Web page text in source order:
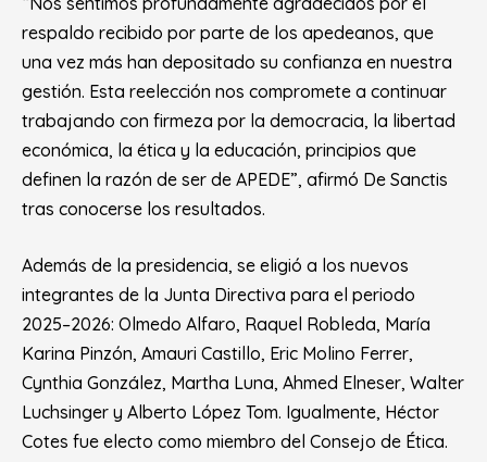
respaldo recibido por parte de los apedeanos, que
una vez más han depositado su confianza en nuestra
gestión. Esta reelección nos compromete a continuar
trabajando con firmeza por la democracia, la libertad
económica, la ética y la educación, principios que
definen la razón de ser de APEDE”, afirmó De Sanctis
tras conocerse los resultados.
Además de la presidencia, se eligió a los nuevos
integrantes de la Junta Directiva para el periodo
2025–2026: Olmedo Alfaro, Raquel Robleda, María
Karina Pinzón, Amauri Castillo, Eric Molino Ferrer,
Cynthia González, Martha Luna, Ahmed Elneser, Walter
Luchsinger y Alberto López Tom. Igualmente, Héctor
Cotes fue electo como miembro del Consejo de Ética.